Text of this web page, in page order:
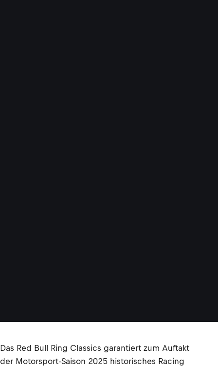
Das Red Bull Ring Classics garantiert zum Auftakt
der Motorsport-Saison 2025 historisches Racing